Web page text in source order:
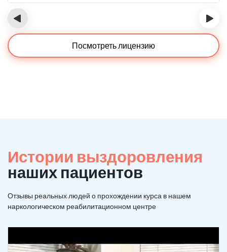
‹ ›
Посмотреть лицензию
Истории выздоровления
наших пациентов
Отзывы реальных людей о прохождении курса в нашем
наркологическом реабилитационном центре